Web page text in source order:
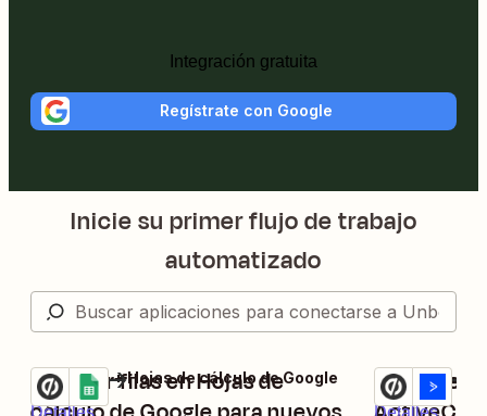
Integración gratuita
Regístrate con Google
Inicie su primer flujo de trabajo
automatizado
Generar filas en Hojas de
Detalles
Pruébalo
Unbounce + Hojas de cálculo de Google
Agregue
Detalles
Pruébalo
Unbounce +